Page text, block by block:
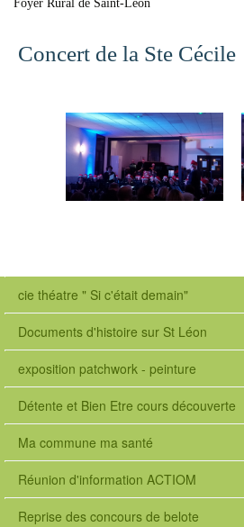
Foyer Rural de Saint-Léon
Concert de la Ste Cécile
m
y
.
p
l
u
g
cie théatre " Si c'était demain"
Documents d'histoire sur St Léon
exposition patchwork - peinture
Détente et Bien Etre cours découverte
Ma commune ma santé
Réunion d'information ACTIOM
Reprise des concours de belote